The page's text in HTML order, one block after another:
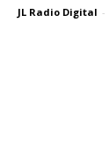
JL Radio Digital -